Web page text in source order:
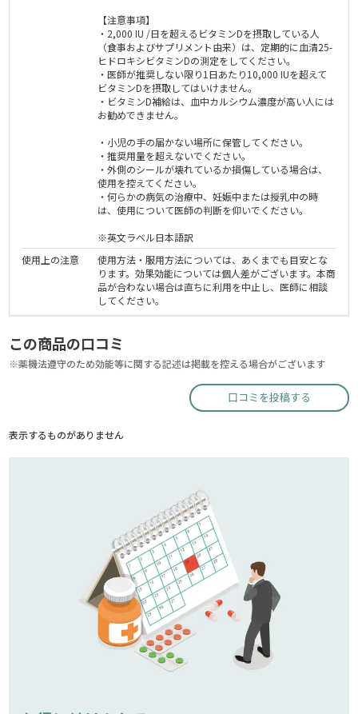
【注意事項】
・2,000 IU /日を超えるビタミンDを摂取している人
（食事およびサプリメント由来）は、定期的に血清25-
ヒドロキシビタミンDの測定をしてください。
・医師が推奨しない限り1日あたり10,000 IUを超えて
ビタミンDを摂取してはいけません。
・ビタミンD補給は、血中カルシウム濃度が高い人には
お勧めできません。
・小児の手の届かない場所に保管してください。
・推奨用量を超えないでください。
・外側のシールが壊れているか損傷している場合は、
使用を控えてください。
・何らかの病気の治療中、妊娠中または授乳中の時
は、使用について医師の判断を仰いでください。
※英文ラベル日本語訳
使用上の注意
使用方法・服用方法については、あくまでも目安とな
ります。効果効能については個人差がございます。本商
品が合わない場合は直ちに利用を中止し、医師に相談
してください。
この商品の口コミ
※薬機法遵守のため効能等に関する記述は掲載を控える場合がございます
口コミを投稿する
表示するものがありません